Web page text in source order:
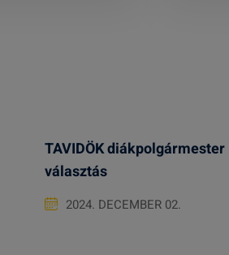
TAVIDÖK diákpolgármester
választás
2024. DECEMBER 02.